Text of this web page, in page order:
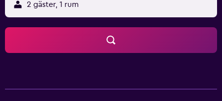
Rumsservice erbjuds också.
2 gäster, 1 rum